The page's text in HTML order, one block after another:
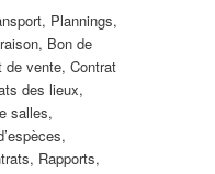
Plannings,
Bon de
de vente, Contrat
des lieux,
salles,
Rapports,